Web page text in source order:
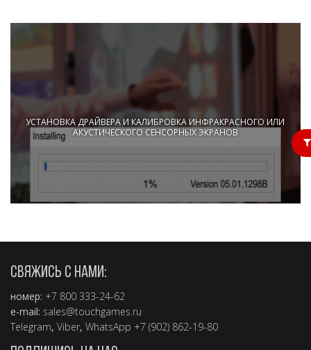
УСТАНОВКА ДРАЙВЕРА И КАЛИБРОВКА ИНФРАКРАСНОГО ИЛИ
АКУСТИЧЕСКОГО СЕНСОРНЫХ ЭКРАНОВ
СВЯЖИСЬ С НАМИ:
номер: +7 800 333-24-62
e-mail: sales@touchgames.ru
Telegram, Viber, WhatsApp +7 (902) 862-19-80